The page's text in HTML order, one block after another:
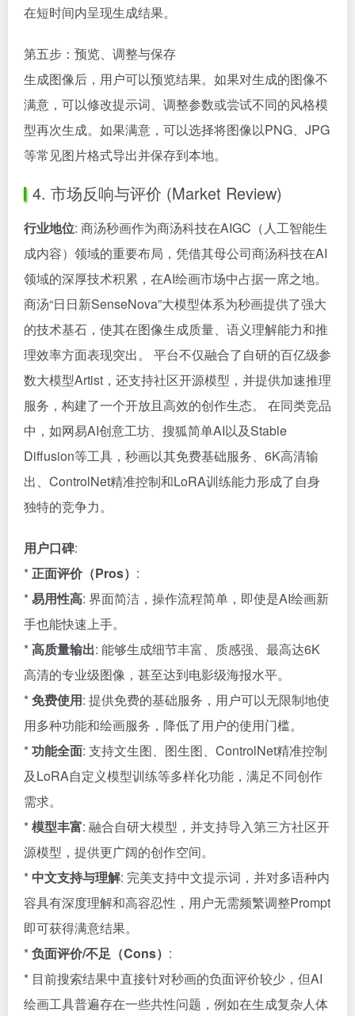
在短时间内呈现生成结果。
第五步：预览、调整与保存
生成图像后，用户可以预览结果。如果对生成的图像不
满意，可以修改提示词、调整参数或尝试不同的风格模
型再次生成。如果满意，可以选择将图像以PNG、JPG
等常见图片格式导出并保存到本地。
4. 市场反响与评价 (Market Review)
行业地位: 商汤秒画作为商汤科技在AIGC（人工智能生
成内容）领域的重要布局，凭借其母公司商汤科技在AI
领域的深厚技术积累，在AI绘画市场中占据一席之地。
商汤“日日新SenseNova”大模型体系为秒画提供了强大
的技术基石，使其在图像生成质量、语义理解能力和推
理效率方面表现突出。 平台不仅融合了自研的百亿级参
数大模型Artist，还支持社区开源模型，并提供加速推理
服务，构建了一个开放且高效的创作生态。 在同类竞品
中，如网易AI创意工坊、搜狐简单AI以及Stable
Diffusion等工具，秒画以其免费基础服务、6K高清输
出、ControlNet精准控制和LoRA训练能力形成了自身
独特的竞争力。
用户口碑:
*正面评价（Pros） :
*易用性高: 界面简洁，操作流程简单，即使是AI绘画新
手也能快速上手。
*高质量输出: 能够生成细节丰富、质感强、最高达6K
高清的专业级图像，甚至达到电影级海报水平。
*免费使用: 提供免费的基础服务，用户可以无限制地使
用多种功能和绘画服务，降低了用户的使用门槛。
*功能全面: 支持文生图、图生图、ControlNet精准控制
及LoRA自定义模型训练等多样化功能，满足不同创作
需求。
*模型丰富: 融合自研大模型，并支持导入第三方社区开
源模型，提供更广阔的创作空间。
* 中文支持与理解: 完美支持中文提示词，并对多语种内
容具有深度理解和高容忍性，用户无需频繁调整Prompt
即可获得满意结果。
*负面评价/不足（Cons） :
* 目前搜索结果中直接针对秒画的负面评价较少，但AI
绘画工具普遍存在一些共性问题，例如在生成复杂人体